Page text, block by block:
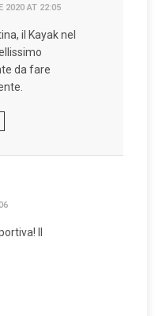
2020 AT 22:05
il Kayak nel
da fare
Il